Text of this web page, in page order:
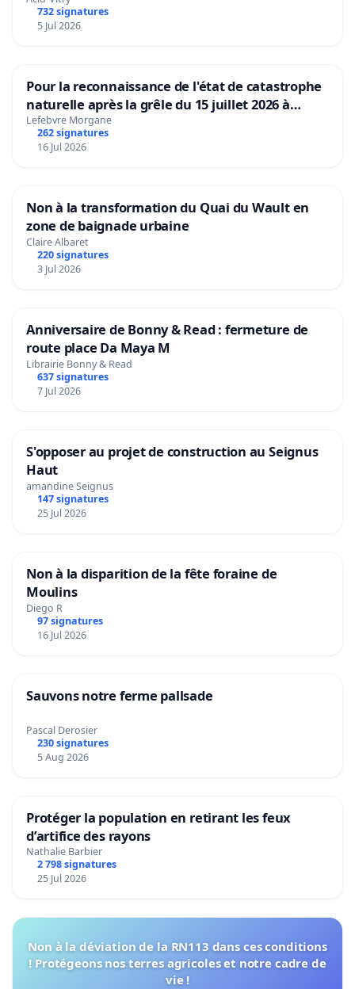
732 signatures
5 Jul 2026
Pour la reconnaissance de l'état de catastrophe
naturelle après la grêle du 15 juillet 2026 à
Aubenas et ses alentours
Lefebvre Morgane
262 signatures
16 Jul 2026
Non à la transformation du Quai du Wault en
zone de baignade urbaine
Claire Albaret
220 signatures
3 Jul 2026
Anniversaire de Bonny & Read : fermeture de
route place Da Maya M
Librairie Bonny & Read
637 signatures
7 Jul 2026
S'opposer au projet de construction au Seignus
Haut
amandine Seignus
147 signatures
25 Jul 2026
Non à la disparition de la fête foraine de
Moulins
Diego R
97 signatures
16 Jul 2026
Sauvons notre ferme pallsade
Pascal Derosier
230 signatures
5 Aug 2026
Protéger la population en retirant les feux
d’artifice des rayons
Nathalie Barbier
2 798 signatures
25 Jul 2026
Non à la déviation de la RN113 dans ces conditions
! Protégeons nos terres agricoles et notre cadre de
vie !